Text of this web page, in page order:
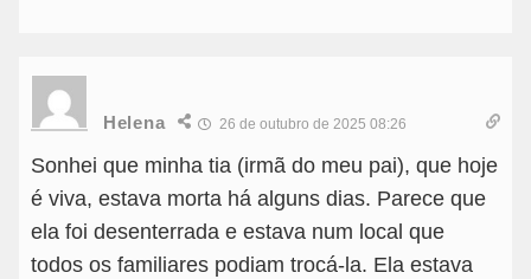
Helena 26 de outubro de 2025 08:26
Sonhei que minha tia (irmã do meu pai), que hoje
é viva, estava morta há alguns dias. Parece que
ela foi desenterrada e estava num local que
todos os familiares podiam trocá-la. Ela estava